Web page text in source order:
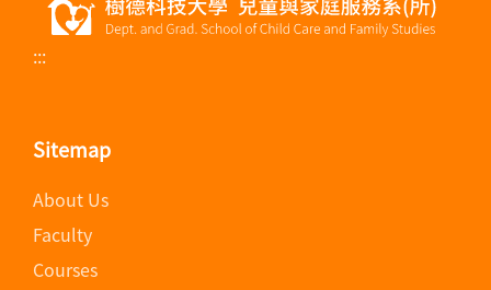
:::
Sitemap
About Us
Faculty
Courses